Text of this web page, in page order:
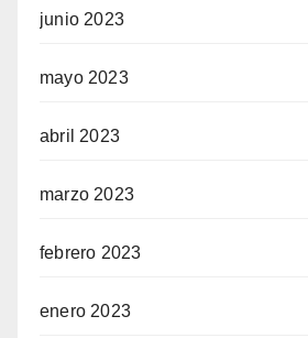
junio 2023
mayo 2023
abril 2023
marzo 2023
febrero 2023
enero 2023